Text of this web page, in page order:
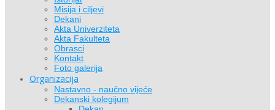
Misija i ciljevi
Dekani
Akta Univerziteta
Akta Fakulteta
Obrasci
Kontakt
Foto galerija
Organizacija
Nastavno - naučno vijeće
Dekanski kolegijum